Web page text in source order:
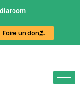
Faire un don